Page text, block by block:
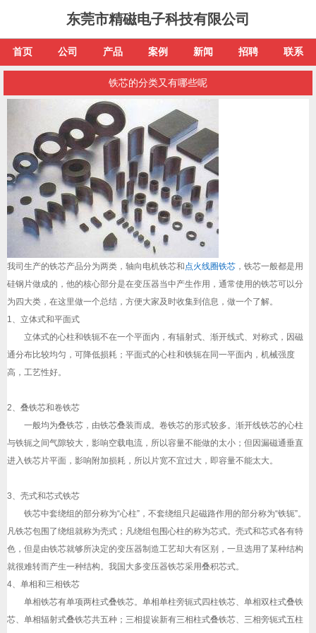
东莞市精磁电子科技有限公司
首页 公司 产品 案例 新闻 招聘 联系
铁芯的分类又有哪些呢
我司生产的铁芯产品分为两类，轴向电机铁芯和点火线圈铁芯 ，铁芯一般都是用
硅钢片做成的，他的核心部分是在变压器当中产生作用，通常使用的铁芯可以分
为四大类，在这里做一个总结，方便大家及时收集到信息，做一个了解。
1、立体式和平面式
立体式的心柱和铁轭不在一个平面内，有辐射式、渐开线式、对称式，因磁
通分布比较均匀，可降低损耗；平面式的心柱和铁轭在同一平面内，机械强度
高，工艺性好。
2、叠铁芯和卷铁芯
一般均为叠铁芯，由铁芯叠装而成。卷铁芯的形式较多。渐开线铁芯的心柱
与铁轭之间气隙较大，影响空载电流，所以容量不能做的太小；但因漏磁通垂直
进入铁芯片平面，影响附加损耗，所以片宽不宜过大，即容量不能太大。
3、壳式和芯式铁芯
铁芯中套绕组的部分称为“心柱”，不套绕组只起磁路作用的部分称为“铁轭”。
凡铁芯包围了绕组就称为壳式；凡绕组包围心柱的称为芯式。壳式和芯式各有特
色，但是由铁芯就够所决定的变压器制造工艺却大有区别，一旦选用了某种结构
就很难转而产生一种结构。我国大多变压器铁芯采用叠积芯式。
4、单相和三相铁芯
单相铁芯有单项两柱式叠铁芯。单相单柱旁轭式四柱铁芯、单相双柱式叠铁
芯、单相辐射式叠铁芯共五种；三相提诶新有三相柱式叠铁芯、三相旁轭式五柱